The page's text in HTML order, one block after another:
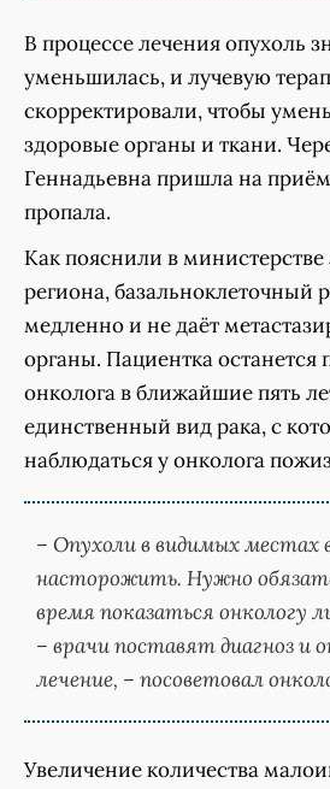
В процессе лечения опухоль
уменьшилась, и лучевую
скорректировали, чтобы
здоровые органы и ткани.
Геннадьевна пришла на
пропала.
Как пояснили в
региона, базальноклеточный
медленно и не даёт
органы. Пациентка
онколога в ближайшие пять
единственный вид рака, с
наблюдаться у онколога
– Опухоли в видимых местах
насторожить. Нужно
время показаться онкологу
– врачи поставят диагноз и
лечение, – посоветовал
Увеличение количества